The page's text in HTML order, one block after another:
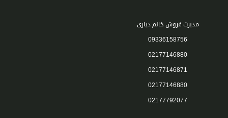
مدیرت فروش خانم دیاری
09336158756
02177146880
02177146871
02177146880
02177792077